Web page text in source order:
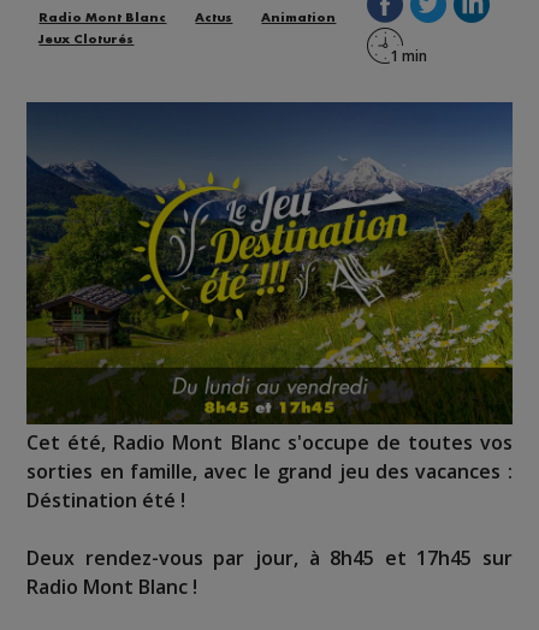
Radio Mont Blanc Actus
Animation
Jeux Cloturés
Cet été, Radio Mont Blanc s'occupe de toutes vos
sorties en famille, avec le grand jeu des vacances :
Déstination été !
Deux rendez-vous par jour, à 8h45 et 17h45 sur
Radio Mont Blanc !